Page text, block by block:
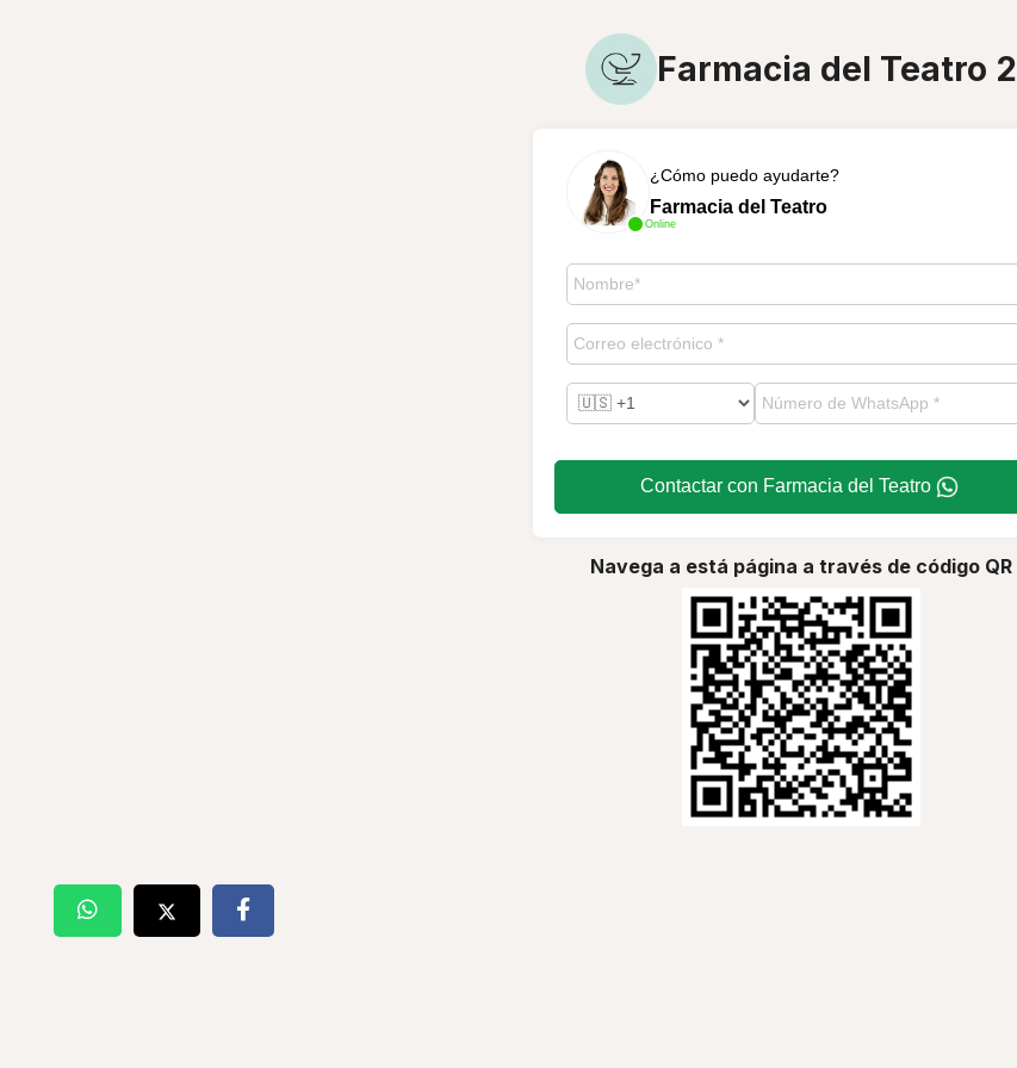
Farmacia del Teatro 2
Online
¿Cómo puedo ayudarte?
Farmacia del Teatro
Contactar con Farmacia del Teatro
Navega a está página a través de código QR